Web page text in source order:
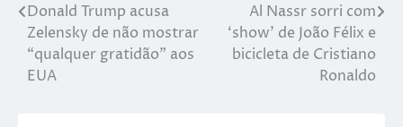
Donald Trump acusa
Zelensky de não mostrar
“qualquer gratidão” aos
EUA
Al Nassr sorri com
‘show’ de João Félix e
bicicleta de Cristiano
Ronaldo